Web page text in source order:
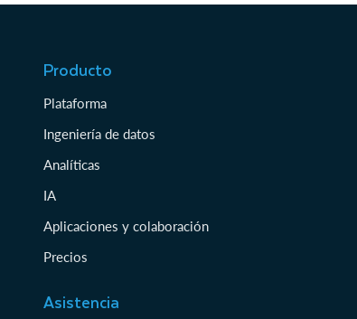
Producto
Plataforma
Ingeniería de datos
Analíticas
IA
Aplicaciones y colaboración
Precios
Asistencia